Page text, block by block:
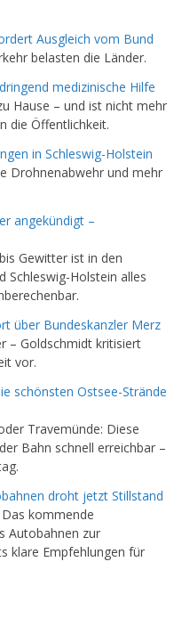
Ausgleich vom Bund
belasten die Länder.
medizinische Hilfe
Hause – und ist nicht mehr
die Öffentlichkeit.
in Schleswig-Holstein
Drohnenabwehr und mehr
angekündigt –
Gewitter ist in den
Schleswig-Holstein alles
über Bundeskanzler Merz
– Goldschmidt kritisiert
vor.
schönsten Ostsee-Strände
Travemünde: Diese
Bahn schnell erreichbar –
droht jetzt Stillstand
kommende
Autobahnen zur
klare Empfehlungen für